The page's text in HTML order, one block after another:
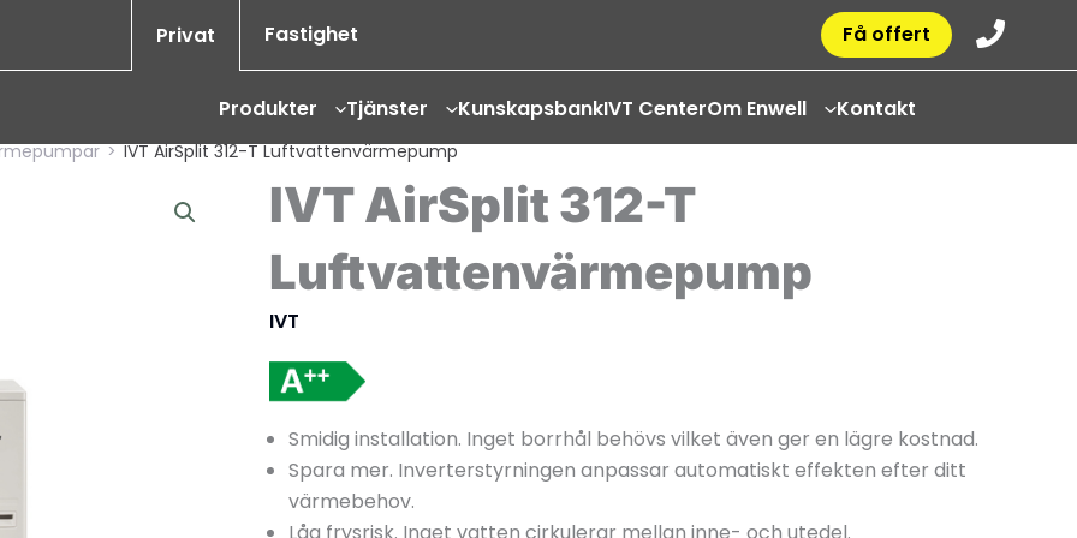
Privat Fastighet Få offert
Produkter Tjänster KunskapsbankIVT CenterOm Enwell Kontakt
> IVT AirSplit 312-T Luftvattenvärmepump
IVT AirSplit 312-T
Luftvattenvärmepump
IVT
Smidig installation. Inget borrhål behövs vilket även ger en lägre kostnad.
Spara mer. Inverterstyrningen anpassar automatiskt effekten efter ditt
värmebehov.
Låg frysrisk. Inget vatten cirkulerar mellan inne- och utedel.